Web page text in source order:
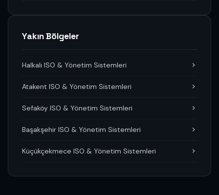
Yakın Bölgeler
Halkalı ISO & Yönetim Sistemleri
Atakent ISO & Yönetim Sistemleri
Sefaköy ISO & Yönetim Sistemleri
Başakşehir ISO & Yönetim Sistemleri
Küçükçekmece ISO & Yönetim Sistemleri